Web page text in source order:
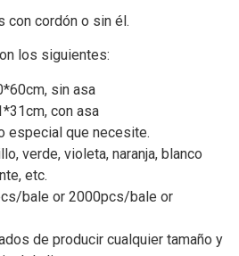
con cordón o sin él.
los siguientes:
sin asa
con asa
especial que necesite.
verde, violeta, naranja, blanco
etc.
bale or 2000pcs/bale or
de producir cualquier tamaño y